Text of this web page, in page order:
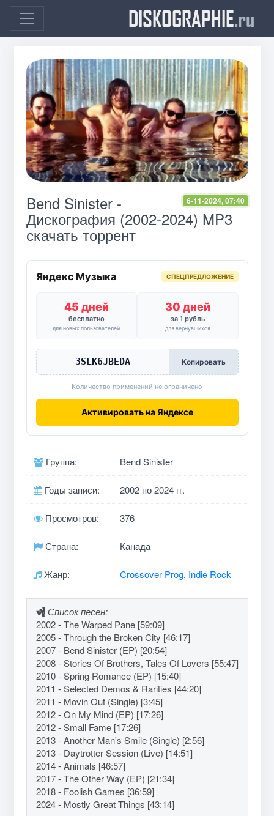
DISKOGRAPHIE.ru
6-11-2024, 07:40
Bend Sinister -
Дискография (2002-2024) MP3
скачать торрент
Яндекс Музыка СПЕЦПРЕДЛОЖЕНИЕ
45 дней
бесплатно
для новых пользователей
30 дней
за 1 рубль
для вернувшихся
3SLK6JBEDA Копировать
Количество применений не ограничено
Активировать на Яндексе
Группа: Bend Sinister
Годы записи: 2002 по 2024 гг.
Просмотров: 376
Страна: Канада
Жанр: Crossover Prog, Indie Rock
Список песен:
2002 - The Warped Pane [59:09]
2005 - Through the Broken City [46:17]
2007 - Bend Sinister (EP) [20:54]
2008 - Stories Of Brothers, Tales Of Lovers [55:47]
2010 - Spring Romance (EP) [15:40]
2011 - Selected Demos & Rarities [44:20]
2011 - Movin Out (Single) [3:45]
2012 - On My Mind (EP) [17:26]
2012 - Small Fame [17:26]
2013 - Another Man's Smile (Single) [2:56]
2013 - Daytrotter Session (Live) [14:51]
2014 - Animals [46:57]
2017 - The Other Way (EP) [21:34]
2018 - Foolish Games [36:59]
2024 - Mostly Great Things [43:14]